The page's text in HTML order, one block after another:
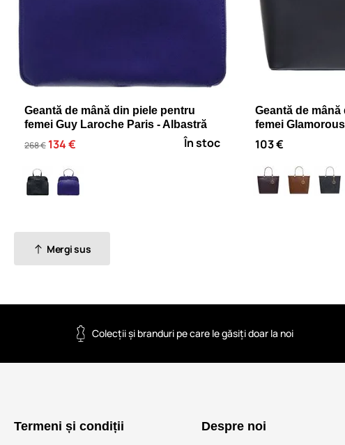
Geantă de mână din piele pentru
femei Guy Laroche Paris - Albastră
268 € 134 € În stoc
Geantă de
femei
103 €
Mergi sus
Colecții și branduri pe care le găsiți doar la noi
Termeni și condiții Despre noi